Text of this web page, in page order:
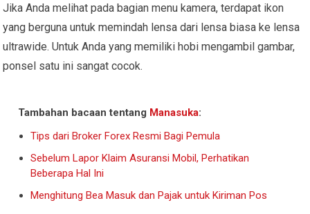
Jika Anda melihat pada bagian menu kamera, terdapat ikon
yang berguna untuk memindah lensa dari lensa biasa ke lensa
ultrawide. Untuk Anda yang memiliki hobi mengambil gambar,
ponsel satu ini sangat cocok.
Tambahan bacaan tentang Manasuka:
Tips dari Broker Forex Resmi Bagi Pemula
Sebelum Lapor Klaim Asuransi Mobil, Perhatikan
Beberapa Hal Ini
Menghitung Bea Masuk dan Pajak untuk Kiriman Pos